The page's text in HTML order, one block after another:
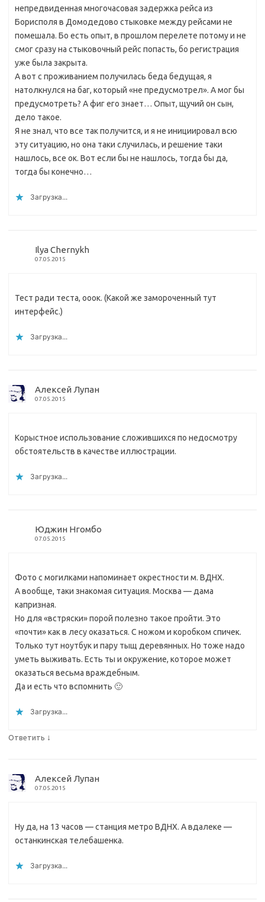
непредвиденная многочасовая задержка рейса из
Борисполя в Домодедово стыковке между рейсами не
помешала. Бо есть опыт, в прошлом перелете потому и не
смог сразу на стыковочный рейс попасть, бо регистрация
уже была закрыта.
А вот с проживанием получилась беда бедущая, я
натолкнулся на баг, который «не предусмотрел». А мог бы
предусмотреть? А фиг его знает… Опыт, щучий он сын,
дело такое.
Я не знал, что все так получится, и я не инициировал всю
эту ситуацию, но она таки случилась, и решение таки
нашлось, все ок. Вот если бы не нашлось, тогда бы да,
тогда бы конечно…
Загрузка...
Ilya Chernykh
07.05.2015
Тест ради теста, ооок. (Какой же замороченный тут
интерфейс.)
Загрузка...
Алексей Лупан
07.05.2015
Корыстное использование сложившихся по недосмотру
обстоятельств в качестве иллюстрации.
Загрузка...
Юджин Нгомбо
07.05.2015
Фото с могилками напоминает окрестности м. ВДНХ.
А вообще, таки знакомая ситуация. Москва — дама
капризная.
Но для «встряски» порой полезно такое пройти. Это
«почти» как в лесу оказаться. С ножом и коробком спичек.
Только тут ноутбук и пару тыщ деревянных. Но тоже надо
уметь выживать. Есть ты и окружение, которое может
оказаться весьма враждебным.
Да и есть что вспомнить 🙂
Загрузка...
Ответить ↓
Алексей Лупан
07.05.2015
Ну да, на 13 часов — станция метро ВДНХ. А вдалеке —
останкинская телебашенка.
Загрузка...